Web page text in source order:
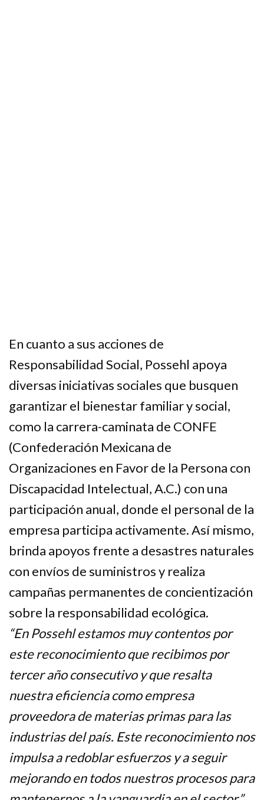
En cuanto a sus acciones de
Responsabilidad Social, Possehl apoya
diversas iniciativas sociales que busquen
garantizar el bienestar familiar y social,
como la carrera-caminata de CONFE
(Confederación Mexicana de
Organizaciones en Favor de la Persona con
Discapacidad Intelectual, A.C.) con una
participación anual, donde el personal de la
empresa participa activamente. Así mismo,
brinda apoyos frente a desastres naturales
con envíos de suministros y realiza
campañas permanentes de concientización
sobre la responsabilidad ecológica.
“En Possehl estamos muy contentos por
este reconocimiento que recibimos por
tercer año consecutivo y que resalta
nuestra eficiencia como empresa
proveedora de materias primas para las
industrias del país. Este reconocimiento nos
impulsa a redoblar esfuerzos y a seguir
mejorando en todos nuestros procesos para